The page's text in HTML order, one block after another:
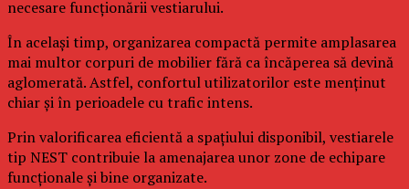
necesare funcționării vestiarului.
În același timp, organizarea compactă permite amplasarea
mai multor corpuri de mobilier fără ca încăperea să devină
aglomerată. Astfel, confortul utilizatorilor este menținut
chiar și în perioadele cu trafic intens.
Prin valorificarea eficientă a spațiului disponibil, vestiarele
tip NEST contribuie la amenajarea unor zone de echipare
funcționale și bine organizate.